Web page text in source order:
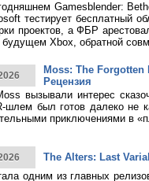
Gamesblender:
тестирует бесплатный
проектов, а ФБР
будущем Xbox, обратной
Moss: The
Рецензия
вызывали интерес
шлем был готов далеко не
приключениями в
The Alters: Last
одним из главных